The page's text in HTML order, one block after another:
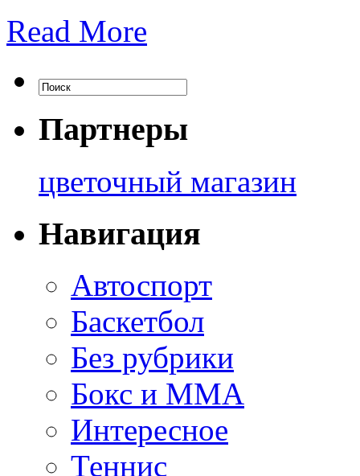
Read More
Партнеры
цветочный магазин
Навигация
Автоспорт
Баскетбол
Без рубрики
Бокс и ММА
Интересное
Теннис